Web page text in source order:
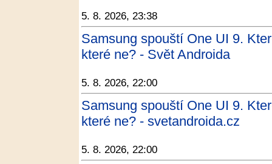
5. 8. 2026, 23:38
Samsung spouští One UI 9.
které ne? - Svět Androida
5. 8. 2026, 22:00
Samsung spouští One UI 9.
které ne? - svetandroida.cz
5. 8. 2026, 22:00